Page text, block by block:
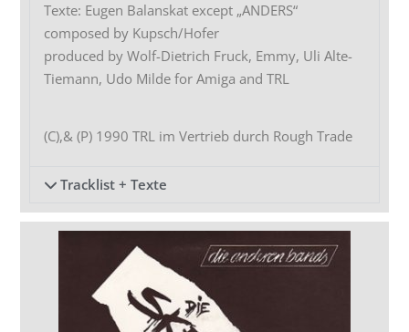
Texte: Eugen Balanskat except „ANDERS“
composed by Kupsch/Hofer
produced by Wolf-Dietrich Fruck, Emmy, Uli Alte-
Tiemann, Udo Milde for Amiga and TRL
(C),& (P) 1990 TRL im Vertrieb durch Rough Trade
Tracklist + Texte